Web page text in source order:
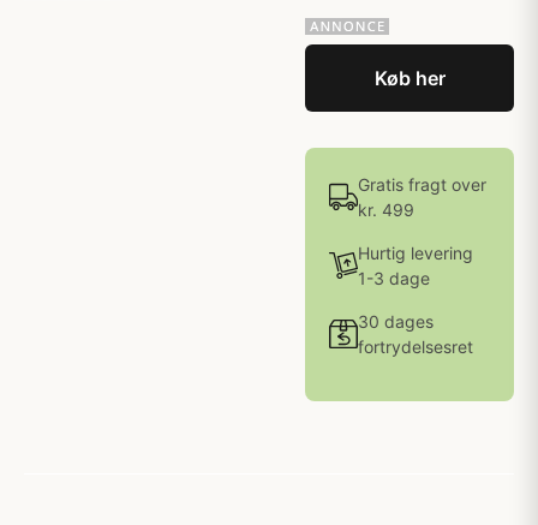
Køb her
Gratis fragt over
kr. 499
Hurtig levering
1-3 dage
30 dages
fortrydelsesret